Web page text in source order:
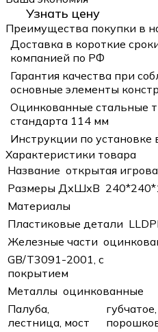
Узнать цену
Преимущества покупки в
Доставка в короткие
компанией по РФ
Гарантия качества при
основные элементы
Оцинкованные стальные
стандарта 114 мм
Инструкции по установке
Характеристики товара
Название открытая
Размеры ДхШхВ
Материалы
Пластиковые детали
Железные части
GB/T3091-2001, с
покрытием
Металлы оцинкованные
Палуба,
лестница, мост